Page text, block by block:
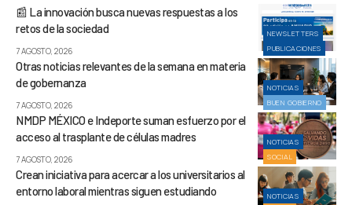
NEWSLETTERS
PUBLICACIONES
📰 La innovación busca nuevas respuestas a los
retos de la sociedad
7 AGOSTO, 2026
NOTICIAS
BUEN GOBIERNO
Otras noticias relevantes de la semana en materia
de gobernanza
7 AGOSTO, 2026
NOTICIAS
SOCIAL
NMDP MÉXICO e Indeporte suman esfuerzo por el
acceso al trasplante de células madres
7 AGOSTO, 2026
NOTICIAS
Crean iniciativa para acercar a los universitarios al
entorno laboral mientras siguen estudiando